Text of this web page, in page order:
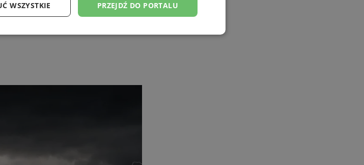
PRZEJDŹ DO PORTALU
WSZYSTKIE
Funkcjonalność Niesklasyfikowane
Opis